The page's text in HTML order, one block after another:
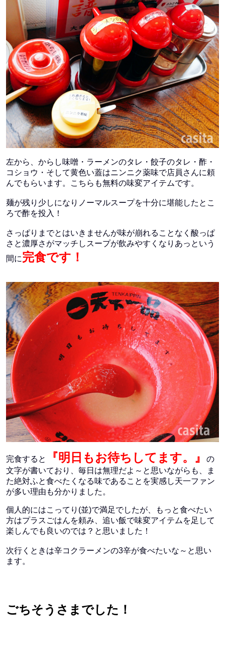
左から、からし味噌・ラーメンのタレ・餃子のタレ・酢・
コショウ・そして黄色い蓋はニンニク薬味で店員さんに頼
んでもらいます。こちらも無料の味変アイテムです。
麺が残り少しになりノーマルスープを十分に堪能したとこ
ろで酢を投入！
さっぱりまでとはいきませんが味が崩れることなく酸っぱ
さと濃厚さがマッチしスープが飲みやすくなりあっという
間に完食です！
完食すると 『明日もお待ちしてます。』
の
文字が書いており、毎日は無理だよ～と思いながらも、ま
た絶対ふと食べたくなる味であることを実感し天一ファン
が多い理由も分かりました。
個人的にはこってり(並)で満足でしたが、もっと食べたい
方はプラスごはんを頼み、追い飯で味変アイテムを足して
楽しんでも良いのでは？と思いました！
次行くときは辛コクラーメンの3辛が食べたいな～と思い
ます。
ごちそうさまでした！